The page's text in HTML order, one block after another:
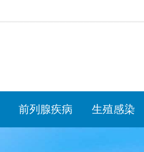
前列腺疾病 生殖感染